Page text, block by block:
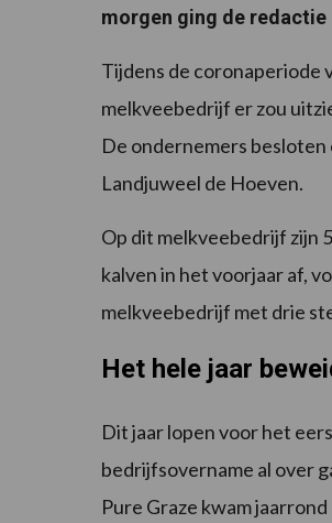
morgen ging de redactie
Tijdens de coronaperiode
melkveebedrijf er zou
De ondernemers
Landjuweel de Hoeven.
Op dit melkveebedrijf zijn
kalven in het voorjaar af,
melkveebedrijf met drie
Het hele jaar
Dit jaar lopen voor het
bedrijfsovername al over
Pure Graze kwam